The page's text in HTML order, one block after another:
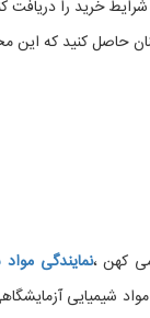
خرید را دریافت
حاصل کنید که این
کهن ،نمایندگی
شیمیایی